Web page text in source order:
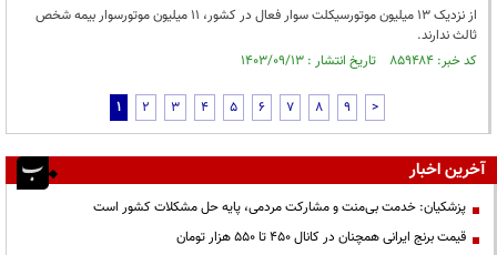
از نزدیک ۱۳ میلیون موتورسیکلت سوار فعال در کشور، ۱۱ میلیون موتورسوار بیمه شخص
ثالث ندارند.
کد خبر: ۸۵۹۴۸۴ تاریخ انتشار : ۱۴۰۳/۰۹/۱۳
1 2 3 4 5 6 7 8 9 >
آخرین اخبار
پزشکیان: خدمت بی‌منت و مشارکت مردمی، پایه حل مشکلات کشور است
قیمت‌ برنج ایرانی همچنان در کانال ۴۵۰ تا ۵۵۰ هزار تومان